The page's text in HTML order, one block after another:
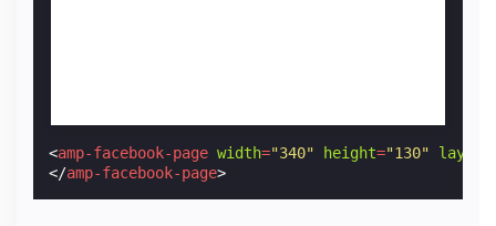
<amp-facebook-page width="340" height="130" layout
</amp-facebook-page>